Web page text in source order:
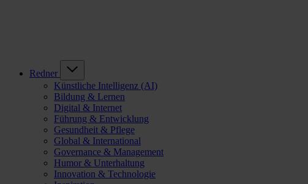
Redner
Künstliche Intelligenz (AI)
Bildung & Lernen
Digital & Internet
Führung & Entwicklung
Gesundheit & Pflege
Global & International
Governance & Management
Humor & Unterhaltung
Innovation & Technologie